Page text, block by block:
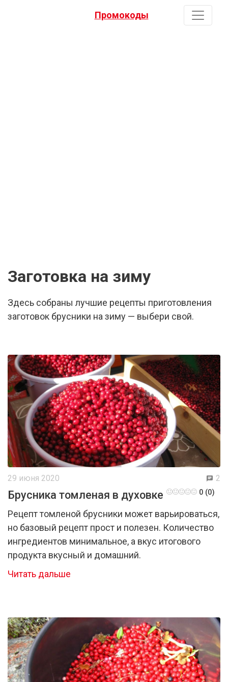
Промокоды
Заготовка на зиму
Здесь собраны лучшие рецепты приготовления
заготовок брусники на зиму — выбери свой.
29 июня 2020 2
Брусника томленая в духовке 0 (0)
Рецепт томленой брусники может варьироваться,
но базовый рецепт прост и полезен. Количество
ингредиентов минимальное, а вкус итогового
продукта вкусный и домашний.
Читать дальше